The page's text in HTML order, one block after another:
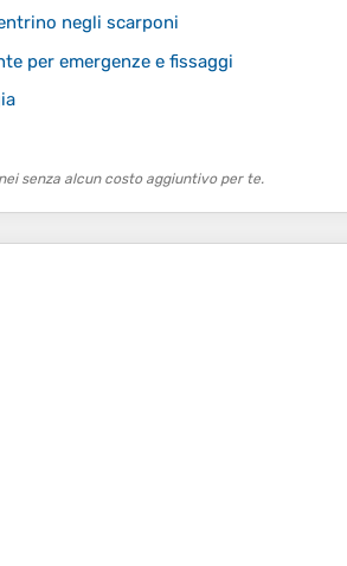
negli scarponi
per emergenze e fissaggi
senza alcun costo aggiuntivo per te.